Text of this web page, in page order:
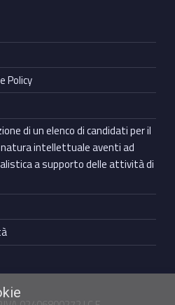
Policy
di un elenco di candidati per il
intellettuale aventi ad
a supporto delle attività di